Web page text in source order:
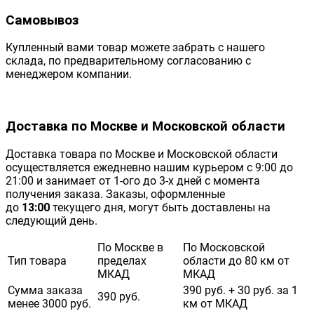
Самовывоз
Купленный вами товар можете забрать с нашего
склада, по предварительному согласованию с
менеджером компании.
Доставка по Москве и Московской области
Доставка товара по Москве и Московской области
осуществляется ежедневно нашим курьером с 9:00 до
21:00 и занимает от 1-ого до 3-х дней с момента
получения заказа. Заказы, оформленные
до 13:00 текущего дня, могут быть доставлены на
следующий день.
Тип товара
По Москве в
пределах
МКАД
По Московской
области до 80 км от
МКАД
Сумма заказа
менее 3000 руб.
390 руб.
390 руб. + 30 руб. за 1
км от МКАД